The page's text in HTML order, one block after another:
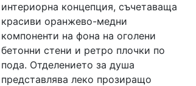
интериорна концепция, съчетаваща
красиви оранжево-медни
компоненти на фона на оголени
бетонни стени и ретро плочки по
пода. Отделението за душа
представлява леко прозиращо